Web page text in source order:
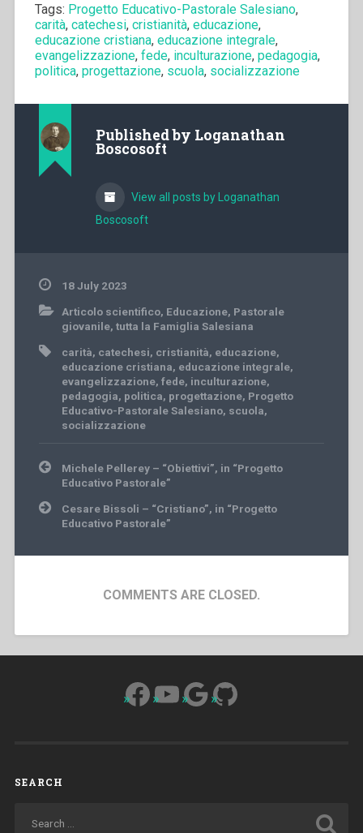
Tags: Progetto Educativo-Pastorale Salesiano,
carità, catechesi, cristianità, educazione,
educazione cristiana, educazione integrale,
evangelizzazione, fede, inculturazione, pedagogia,
politica, progettazione, scuola, socializzazione
Published by Loganathan
Boscosoft
View all posts by Loganathan
Boscosoft
18 July 2023
Articolo scientifico, Educazione, Pastorale
giovanile, tutta la Famiglia Salesiana
carità, catechesi, cristianità, educazione,
educazione cristiana, educazione integrale,
evangelizzazione, fede, inculturazione,
pedagogia, politica, progettazione, Progetto
Educativo-Pastorale Salesiano, scuola,
socializzazione
Post
navigation
Michele Pellerey – “Obiettivi”, in “Progetto
Educativo Pastorale”
Cesare Bissoli – “Cristiano”, in “Progetto
Educativo Pastorale”
COMMENTS ARE CLOSED.
Facebook
YouTube
Google
GitHub
SEARCH